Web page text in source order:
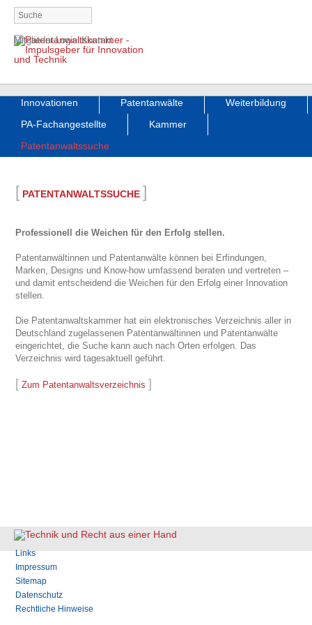
Navigation
überspringen
Mitglieder-Login Kontakt
Navigation
überspringen
Innovationen Patentanwälte
Weiterbildung
PA-Fachangestellte
Kammer
Patentanwaltssuche
[ PATENTANWALTSSUCHE ]
Professionell die Weichen für den Erfolg stellen.
Patentanwältinnen und Patentanwälte können bei Erfindungen,
Marken, Designs und Know-how umfassend beraten und vertreten –
und damit entscheidend die Weichen für den Erfolg einer Innovation
stellen.
Die Patentanwaltskammer hat ein elektronisches Verzeichnis aller in
Deutschland zugelassenen Patentanwältinnen und Patentanwälte
eingerichtet, die Suche kann auch nach Orten erfolgen. Das
Verzeichnis wird tagesaktuell geführt.
[ Zum Patentanwaltsverzeichnis ]
Navigation
Links
Impressum
Sitemap
Datenschutz
Rechtliche Hinweise